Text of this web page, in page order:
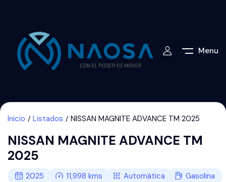
Menu
Inicio Listados NISSAN MAGNITE ADVANCE TM 2025
NISSAN MAGNITE ADVANCE TM
2025
2025 11,998kms Automática Gasolina